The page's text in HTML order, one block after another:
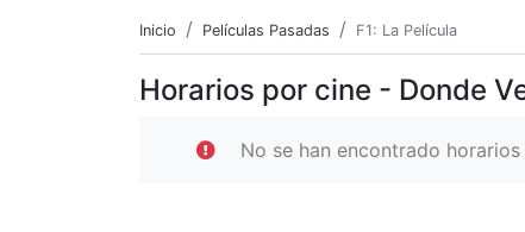
Inicio Películas Pasadas F1: La Película
Horarios por cine - Donde
No se han encontrado